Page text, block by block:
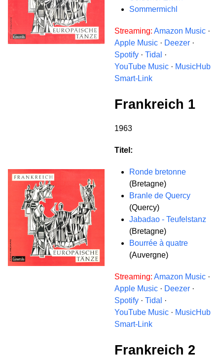
Sommermichl
Streaming: Amazon Music ·
Apple Music · Deezer ·
Spotify · Tidal ·
YouTube Music · MusicHub
Smart-Link
Frankreich 1
1963
Titel:
Ronde bretonne
(Bretagne)
Branle de Quercy
(Quercy)
Jabadao - Teufelstanz
(Bretagne)
Bourrée à quatre
(Auvergne)
Streaming: Amazon Music ·
Apple Music · Deezer ·
Spotify · Tidal ·
YouTube Music · MusicHub
Smart-Link
Frankreich 2